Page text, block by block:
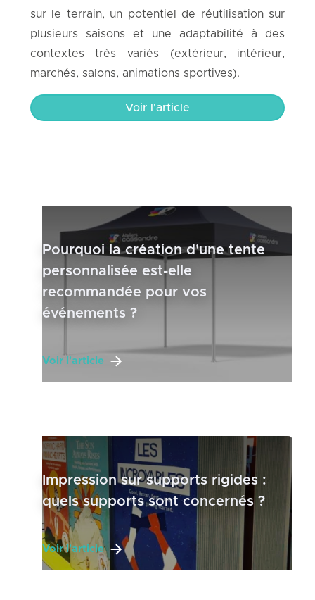
sur le terrain, un potentiel de réutilisation sur
plusieurs saisons et une adaptabilité à des
contextes très variés (extérieur, intérieur,
marchés, salons, animations sportives).
Voir l'article
Pourquoi la création d'une tente
personnalisée est-elle
recommandée pour vos
événements ?
Voir l'article
Impression sur supports rigides :
quels supports sont concernés ?
Voir l'article